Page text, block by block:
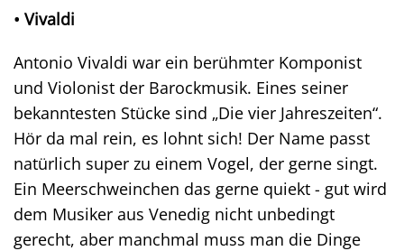
• Vivaldi
Antonio Vivaldi war ein berühmter Komponist
und Violonist der Barockmusik. Eines seiner
bekanntesten Stücke sind „Die vier Jahreszeiten“.
Hör da mal rein, es lohnt sich! Der Name passt
natürlich super zu einem Vogel, der gerne singt.
Ein Meerschweinchen das gerne quiekt - gut wird
dem Musiker aus Venedig nicht unbedingt
gerecht, aber manchmal muss man die Dinge